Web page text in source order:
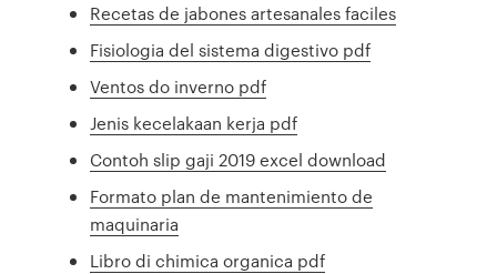
Recetas de jabones artesanales faciles
Fisiologia del sistema digestivo pdf
Ventos do inverno pdf
Jenis kecelakaan kerja pdf
Contoh slip gaji 2019 excel download
Formato plan de mantenimiento de
maquinaria
Libro di chimica organica pdf